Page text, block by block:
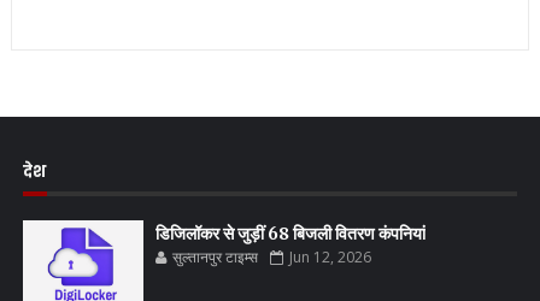
देश
डिजिलॉकर से जुड़ीं 68 बिजली वितरण कंपनियां
सुल्तानपुर टाइम्स Jun 12, 2026